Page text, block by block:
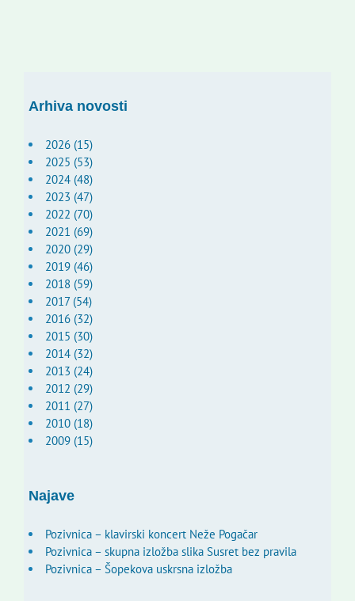
Arhiva novosti
2026 (15)
2025 (53)
2024 (48)
2023 (47)
2022 (70)
2021 (69)
2020 (29)
2019 (46)
2018 (59)
2017 (54)
2016 (32)
2015 (30)
2014 (32)
2013 (24)
2012 (29)
2011 (27)
2010 (18)
2009 (15)
Najave
Pozivnica – klavirski koncert Neže Pogačar
Pozivnica – skupna izložba slika Susret bez pravila
Pozivnica – Šopekova uskrsna izložba